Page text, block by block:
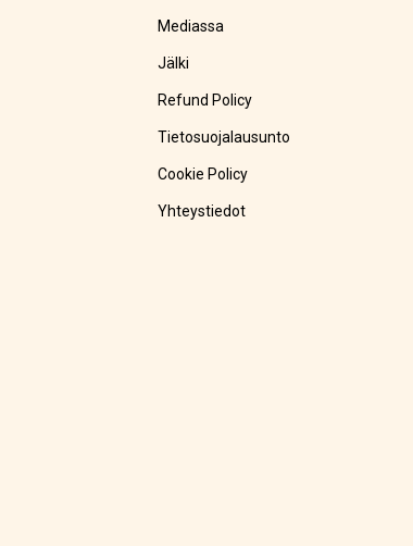
Mediassa
Jälki
Refund Policy
Tietosuojalausunto
Cookie Policy
Yhteystiedot